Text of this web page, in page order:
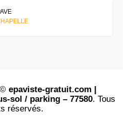
epaviste-gratuit.com |
sol / parking – 77580. Tous
réservés.